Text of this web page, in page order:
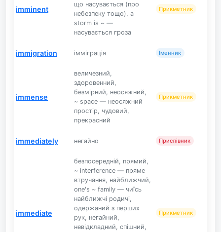
imminent
що насувається (про
небезпеку тощо), a
storm is ~ —
насувається гроза
Прикметник
immigration імміграція Іменник
immense
величезний,
здоровенний,
безмірний, неосяжний,
~ space — неосяжний
простір, чудовий,
прекрасний
Прикметник
immediately негайно Прислівник
immediate
безпосередній, прямий,
~ interference — пряме
втручання, найближчий,
one's ~ family — чиїсь
найближчі родичі,
одержаний з перших
рук, негайний,
невідкладний, спішний,
Прикметник